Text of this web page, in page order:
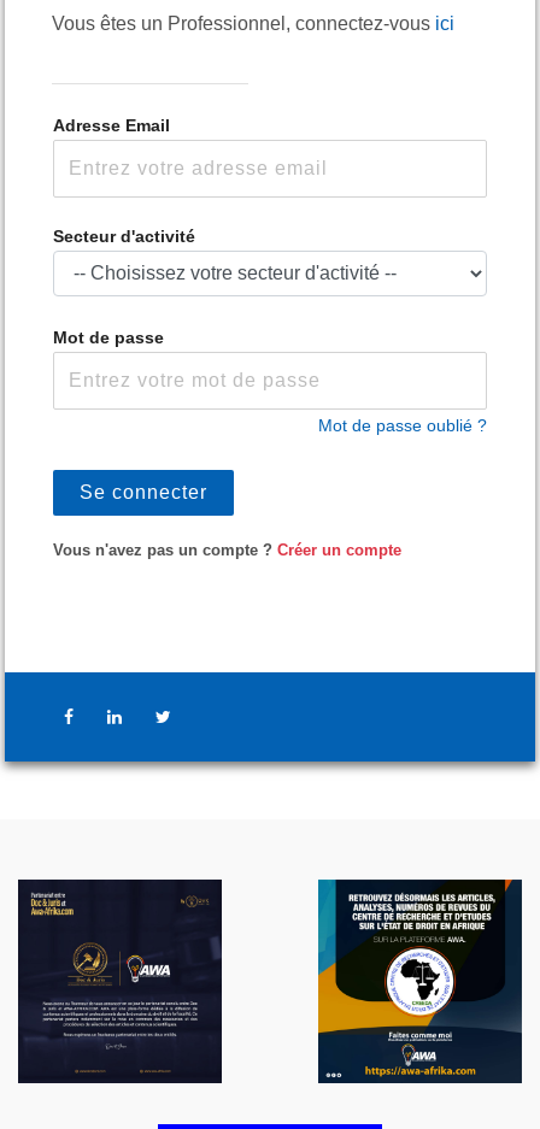
Vous êtes un Professionnel, connectez-vous ici
Adresse Email
Secteur d'activité
Mot de passe
Mot de passe oublié ?
Vous n'avez pas un compte ? Créer un compte